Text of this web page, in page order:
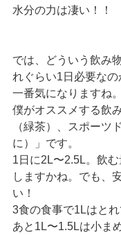
水分の力は凄い！！
では、どういう飲み
れぐらい1日必要なの
一番気になりますね。
僕がオススメする飲
（緑茶）、スポーツ
に）」です。
1日に2L〜2.5L。飲
しますかね。でも、
い！
3食の食事で1Lはとれ
あと1L〜1.5Lは小ま